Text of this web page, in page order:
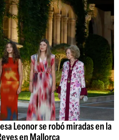
Leonor se robó miradas en la
en Mallorca